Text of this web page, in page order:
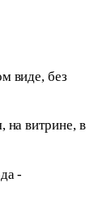
виде, без
на витрине, в
-